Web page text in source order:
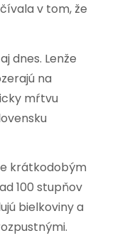
v tom, že
dnes. Lenže
na
mŕtvu
krátkodobým
100 stupňov
bielkoviny a